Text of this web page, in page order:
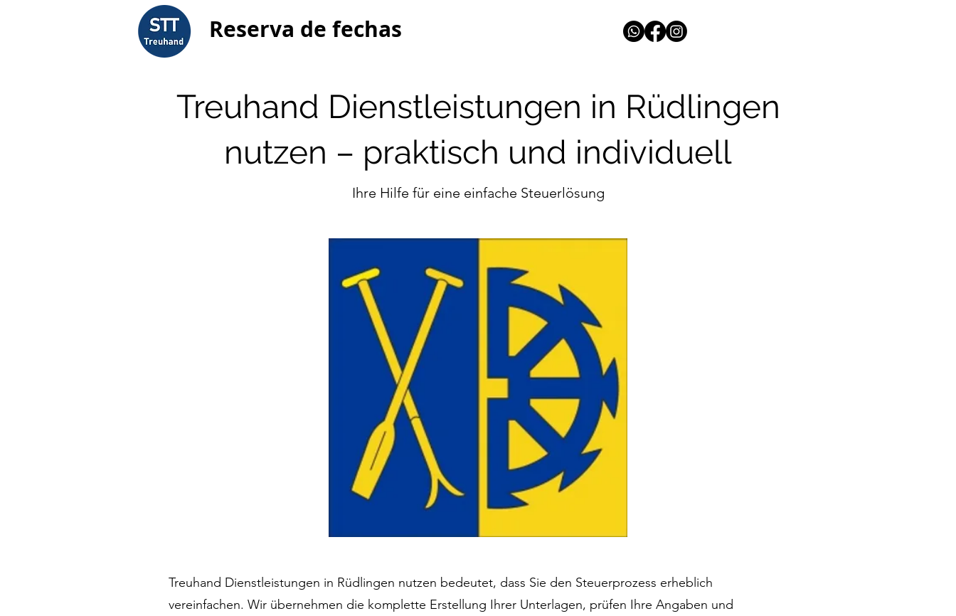
Reserva de fechas
Treuhand Dienstleistungen in Rüdlingen
nutzen – praktisch und individuell
Ihre Hilfe für eine einfache Steuerlösung
Treuhand Dienstleistungen in Rüdlingen nutzen bedeutet, dass Sie den Steuerprozess erheblich
vereinfachen. Wir übernehmen die komplette Erstellung Ihrer Unterlagen, prüfen Ihre Angaben und